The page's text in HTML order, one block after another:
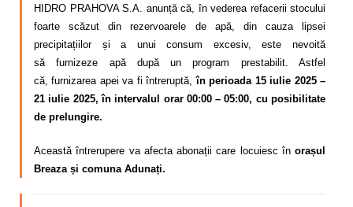
HIDRO PRAHOVA S.A. anunță că, în vederea refacerii stocului
foarte scăzut din rezervoarele de apă, din cauza lipsei
precipitațiilor și a unui consum excesiv,este nevoită
săfurnizeze apă după un program prestabilit. Astfel
că,furnizarea apei va fi întreruptă,în perioada 15 iulie 2025 –
21 iulie 2025, în intervalul orar 00:00 – 05:00, cu posibilitate
de prelungire.
Această întrerupere va afecta abonații care locuiesc în orașul
Breaza și comuna Adunați.